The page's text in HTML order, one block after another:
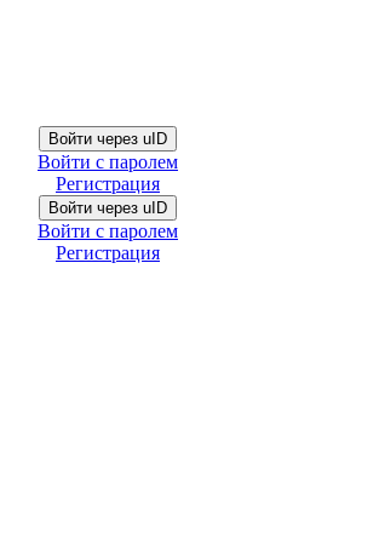
Войти через uID
Войти с паролем
Регистрация
Войти через uID
Войти с паролем
Регистрация